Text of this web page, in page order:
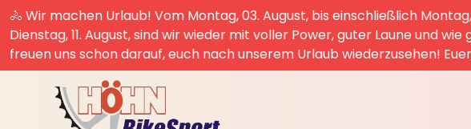
🚴 Wir machen Urlaub! Vom Montag, 03. August, bis einschließlich
Dienstag, 11. August, sind wir wieder mit voller Power, guter Laune und
freuen uns schon darauf, euch nach unserem Urlaub wiederzusehen!